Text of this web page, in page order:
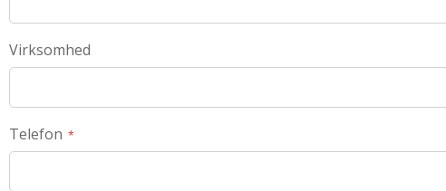
Virksomhed
Telefon